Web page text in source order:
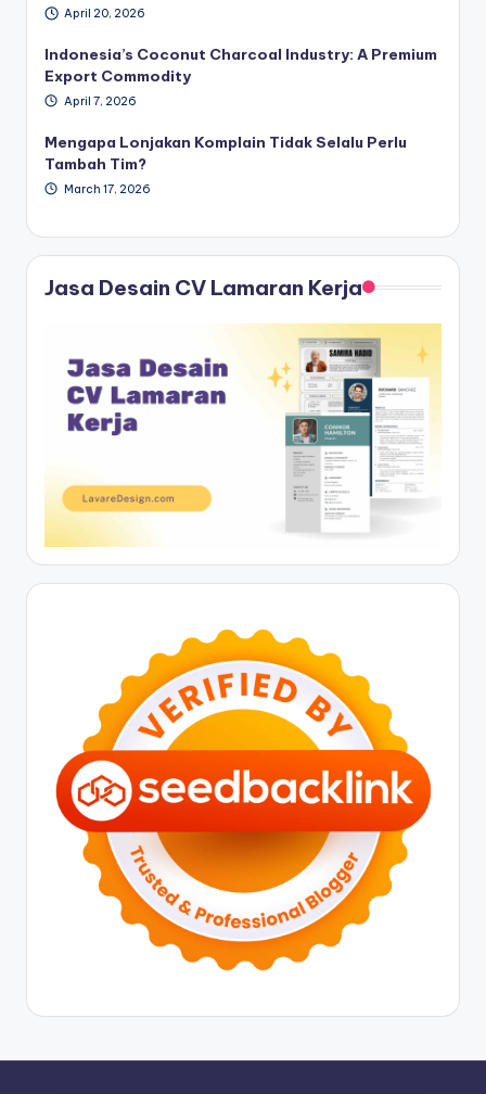
April 20, 2026
Indonesia’s Coconut Charcoal Industry: A Premium
Export Commodity
April 7, 2026
Mengapa Lonjakan Komplain Tidak Selalu Perlu
Tambah Tim?
March 17, 2026
Jasa Desain CV Lamaran Kerja